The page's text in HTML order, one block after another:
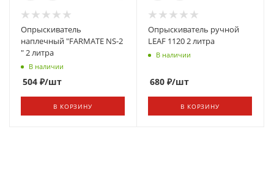
Опрыскиватель
наплечный "FARMATЕ NS-2
" 2 литра
В наличии
504 ₽/шт
В КОРЗИНУ
Опрыскиватель ручной
LEAF 1120 2 литра
В наличии
680 ₽/шт
В КОРЗИНУ